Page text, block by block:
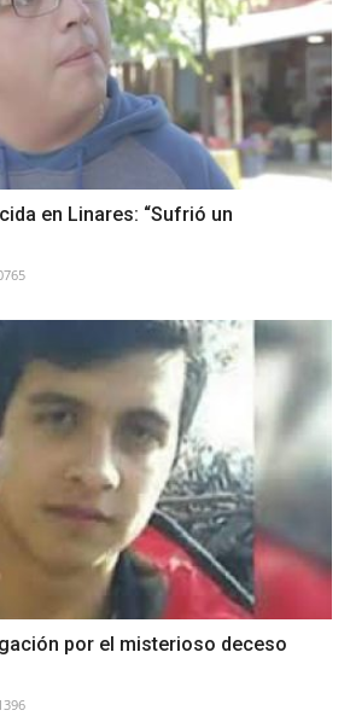
en Linares: “Sufrió un
por el misterioso deceso